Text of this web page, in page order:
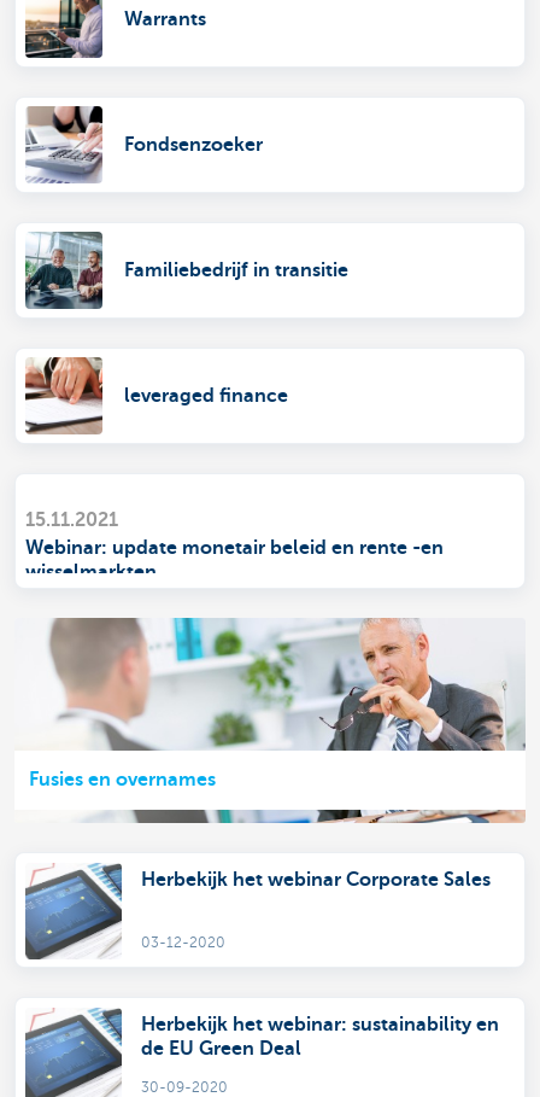
Warrants
Fondsenzoeker
Familiebedrijf in transitie
leveraged finance
15.11.2021
Webinar: update monetair beleid en rente -en
wisselmarkten
Fusies en overnames
Herbekijk het webinar Corporate Sales
03-12-2020
Herbekijk het webinar: sustainability en
de EU Green Deal
30-09-2020